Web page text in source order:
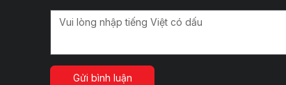
Gửi bình luận